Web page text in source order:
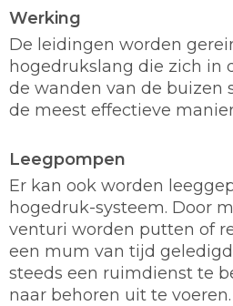
Werking
De leidingen worden
hogedrukslang die zich in
de wanden van de buizen
de meest effectieve
Leegpompen
Er kan ook worden
hogedruk-systeem. Door
venturi worden putten of
een mum van tijd
steeds een ruimdienst te
naar behoren uit te voeren.